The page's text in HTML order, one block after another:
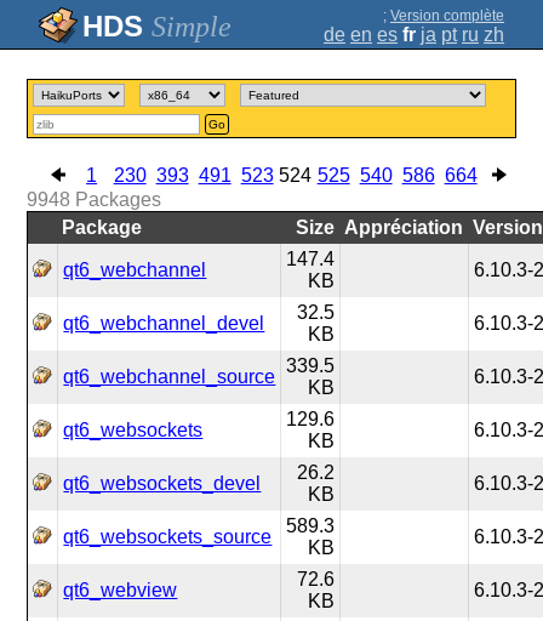
Simple ; Version complète
de en es fr ja pt ru zh
Go
1 230 393 491 523 524 525 540 586 664
9948 Packages
Package
Size Appréciation Version
qt6_webchannel
147.4
KB
6.10.3-
qt6_webchannel_devel
32.5
KB
6.10.3-
qt6_webchannel_source
339.5
KB
6.10.3-
qt6_websockets
129.6
KB
6.10.3-
qt6_websockets_devel
26.2
KB
6.10.3-
qt6_websockets_source
589.3
KB
6.10.3-
qt6_webview
72.6
KB
6.10.3-